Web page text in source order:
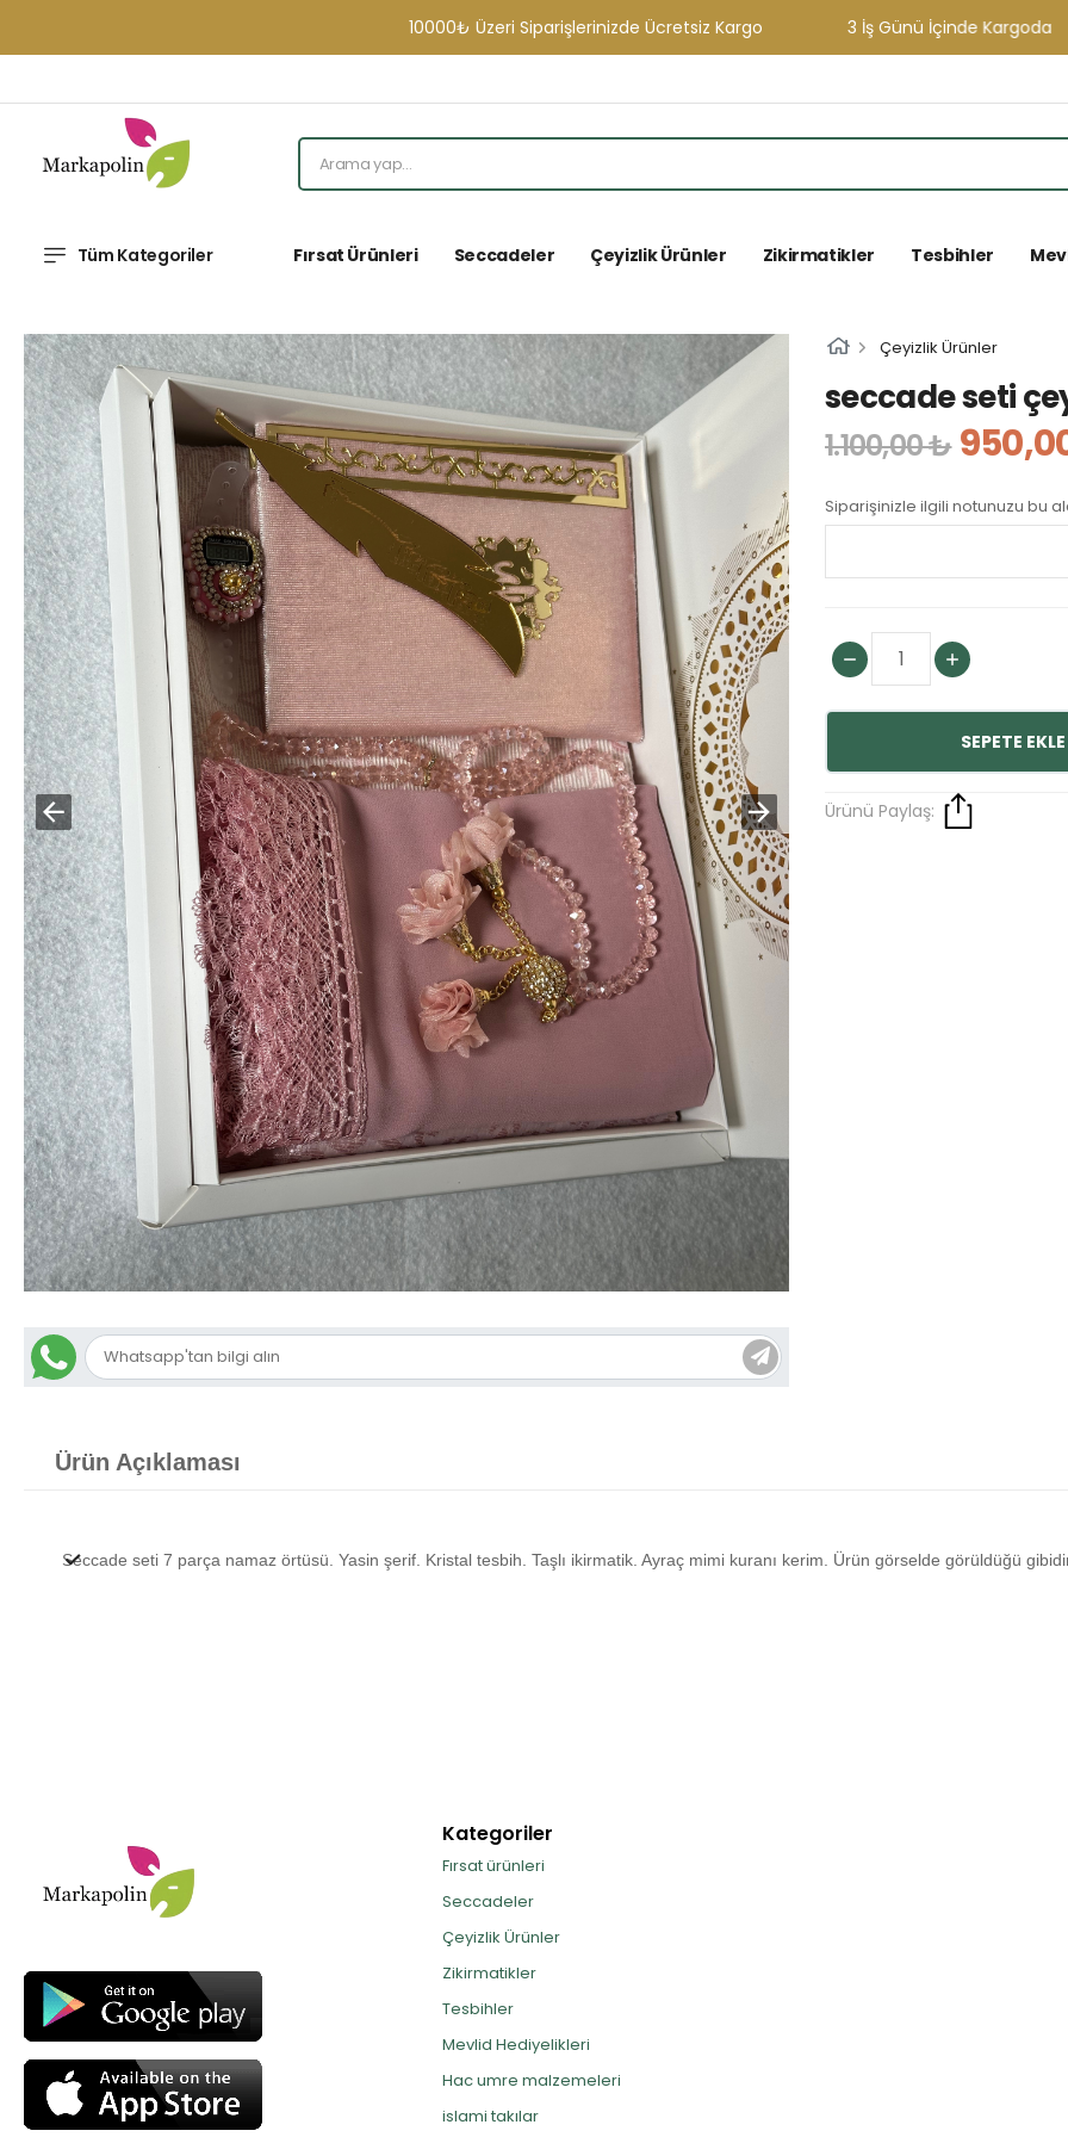
10000₺ Üzeri Siparişlerinizde Ücretsiz Kargo 3 İş Günü İçinde Kargoda
Tüm Kategoriler Fırsat Ürünleri Seccadeler Çeyizlik Ürünler Zikirmatikler Tesbihler
Çeyizlik Ürünler
seccade seti
1.100,00 ₺
Siparişinizle ilgili notunuzu bu
SEPETE EKLE
Ürünü Paylaş:
Ürün Açıklaması
Seccade seti 7 parça namaz örtüsü. Yasin şerif. Kristal tesbih. Taşlı ikirmatik. Ayraç mimi kuranı kerim. Ürün görselde görüldüğü
Kategoriler
Fırsat ürünleri
Seccadeler
Çeyizlik Ürünler
Zikirmatikler
Tesbihler
Mevlid Hediyelikleri
Hac umre malzemeleri
islami takılar